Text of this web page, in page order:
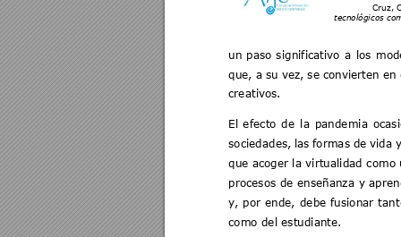
Cruz,
tecnológicos
un paso significativo a los
que, a su vez, se convierten en
creativos.
El efecto de la pandemia
sociedades, las formas de vida
que acoger la virtualidad como
procesos de enseñanza y
y, por ende, debe fusionar t
como del estudiante.